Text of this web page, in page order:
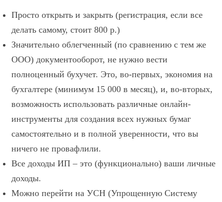
Просто открыть и закрыть (регистрация, если все
делать самому, стоит 800 р.)
Значительно облегченный (по сравнению с тем же
ООО) документооборот, не нужно вести
полноценный бухучет. Это, во-первых, экономия на
бухгалтере (минимум 15 000 в месяц), и, во-вторых,
возможность использовать различные онлайн-
инструменты для создания всех нужных бумаг
самостоятельно и в полной уверенности, что вы
ничего не провафлили.
Все доходы ИП – это (функционально) ваши личные
доходы.
Можно перейти на УСН (Упрощенную Систему